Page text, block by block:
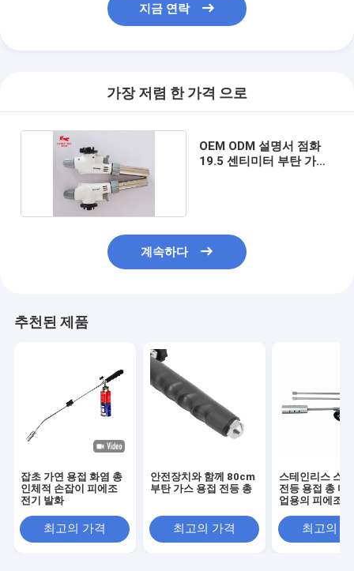
지금 연락
가장 저렴 한 가격 으로
OEM ODM 설명서 점화
19.5 센티미터 부탄 가스
계속하다
추천된 제품
잡초 가연 용접 화염 총
인체적 손잡이 피에조
전기 발화
최고의 가격
안전장치와 함께 80cm
부탄 가스 용접 전등 총
최고의 가격
스테인리스 스
전등 용접 총 다
업용의 피에조
최고의